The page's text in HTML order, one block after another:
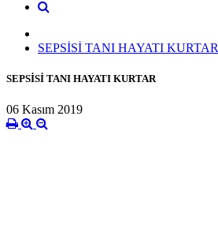
SEPSİSİ TANI HAYATI KURTAR
SEPSİSİ TANI HAYATI KURTAR
06 Kasım 2019